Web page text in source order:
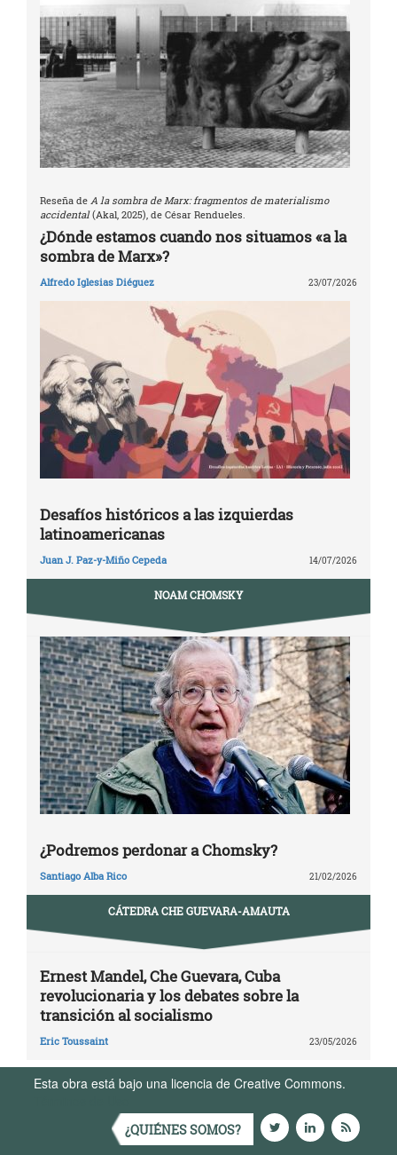
Reseña de A la sombra de Marx: fragmentos de materialismo
accidental(Akal, 2025), de César Rendueles.
¿Dónde estamos cuando nos situamos «a la
sombra de Marx»?
Alfredo Iglesias Diéguez 23/07/2026
Desafíos históricos a las izquierdas
latinoamericanas
Juan J. Paz-y-Miño Cepeda 14/07/2026
NOAM CHOMSKY
¿Podremos perdonar a Chomsky?
Santiago Alba Rico 21/02/2026
CÁTEDRA CHE GUEVARA-AMAUTA
Ernest Mandel, Che Guevara, Cuba
revolucionaria y los debates sobre la
transición al socialismo
Eric Toussaint 23/05/2026
Esta obra está bajo una licencia de Creative Commons.
¿QUIÉNES SOMOS?